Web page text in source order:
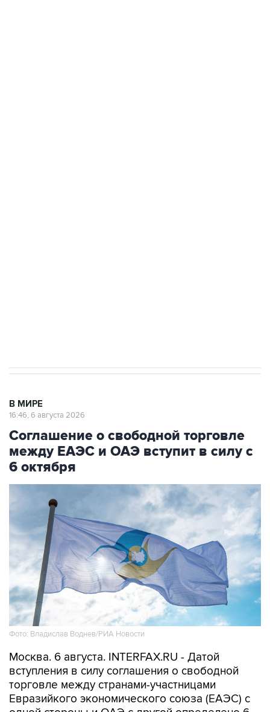
В МИРЕ
16:46, 6 августа 2026
Соглашение о свободной торговле
между ЕАЭС и ОАЭ вступит в силу с
6 октября
Фото: Владислав Воднев/РИА Новости
Москва. 6 августа. INTERFAX.RU - Датой
вступления в силу соглашения о свободной
торговле между странами-участницами
Евразийкого экономического союза (ЕАЭС) с